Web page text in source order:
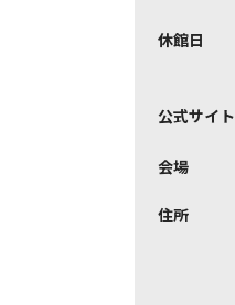
休館日
公式サイト
会場
住所